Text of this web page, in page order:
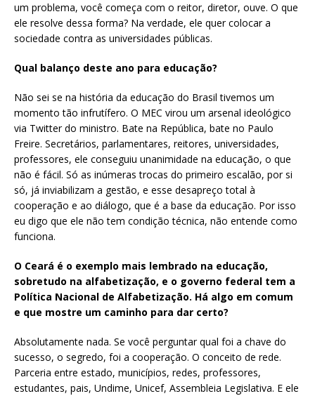
um problema, você começa com o reitor, diretor, ouve. O que
ele resolve dessa forma? Na verdade, ele quer colocar a
sociedade contra as universidades públicas.
Qual balanço deste ano para educação?
Não sei se na história da educação do Brasil tivemos um
momento tão infrutífero. O MEC virou um arsenal ideológico
via Twitter do ministro. Bate na República, bate no Paulo
Freire. Secretários, parlamentares, reitores, universidades,
professores, ele conseguiu unanimidade na educação, o que
não é fácil. Só as inúmeras trocas do primeiro escalão, por si
só, já inviabilizam a gestão, e esse desapreço total à
cooperação e ao diálogo, que é a base da educação. Por isso
eu digo que ele não tem condição técnica, não entende como
funciona.
O Ceará é o exemplo mais lembrado na educação,
sobretudo na alfabetização, e o governo federal tem a
Política Nacional de Alfabetização. Há algo em comum
e que mostre um caminho para dar certo?
Absolutamente nada. Se você perguntar qual foi a chave do
sucesso, o segredo, foi a cooperação. O conceito de rede.
Parceria entre estado, municípios, redes, professores,
estudantes, pais, Undime, Unicef, Assembleia Legislativa. E ele